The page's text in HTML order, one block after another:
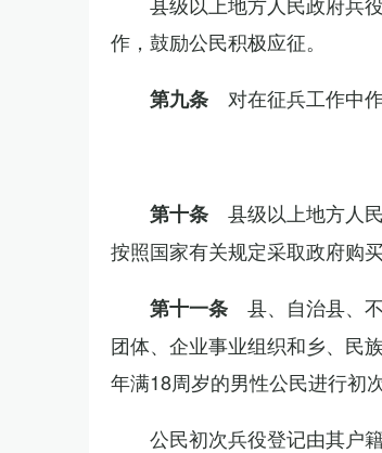
作，鼓励公民积极应征。
第九条 对在征兵工作中
第十条 县级以上地方人
按照国家有关规定采取政府购
第十一条 县、自治县、
团体、企业事业组织和乡、民
年满18周岁的男性公民进行初
公民初次兵役登记由其户